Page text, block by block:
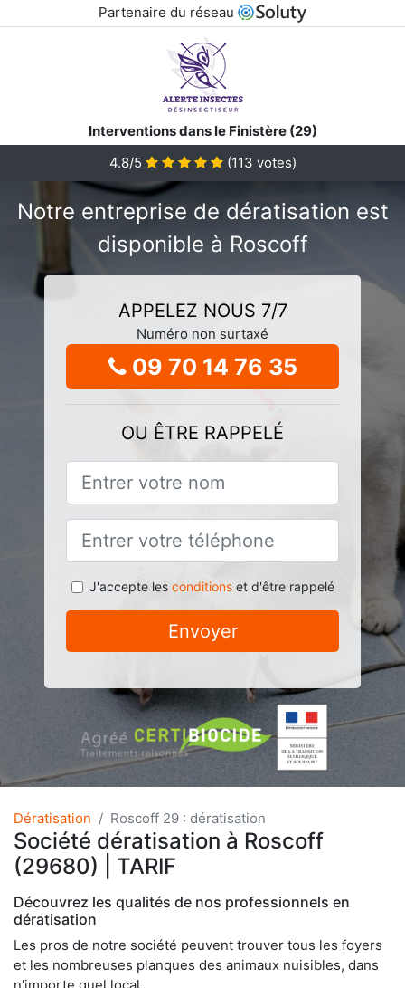
Partenaire du réseau
Interventions dans le Finistère (29)
4.8/5
(113 votes)
Notre entreprise de dératisation est
disponible à Roscoff
APPELEZ NOUS 7/7
Numéro non surtaxé
09 70 14 76 35
OU ÊTRE RAPPELÉ
J'accepte les conditionset d'être rappelé
Envoyer
Dératisation Roscoff 29 : dératisation
Société dératisation à Roscoff
(29680) | TARIF
Découvrez les qualités de nos professionnels en
dératisation
Les pros de notre société peuvent trouver tous les foyers
et les nombreuses planques des animaux nuisibles, dans